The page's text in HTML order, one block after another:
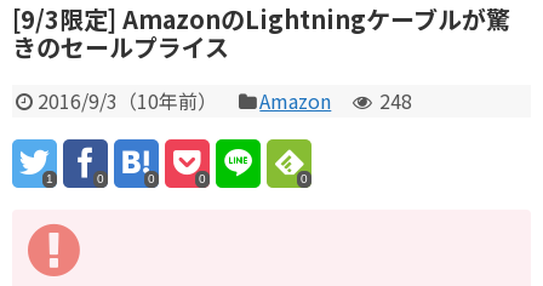
[9/3限定] AmazonのLightningケーブルが驚
きのセールプライス
2016/9/3 （10年前） Amazon 248
1 0 0 0 0